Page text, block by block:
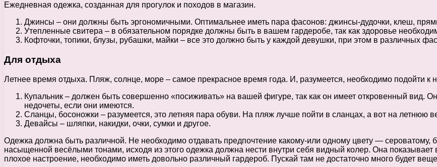
Ежедневная одежка, созданная для прогулок и походов в магазин.
Джинсы – они должны быть эргономичными. Оптимальнее иметь пара фасонов: джинсы-дудочки, клеш,
Утепленные свитера – в обязательном порядке должны быть в вашем гардеробе, так как здоровье
Кофточки, топики, блузы, рубашки, майки – все это должно быть у каждой девушки, при этом в различных
Для отдыха
Летнее время отдыха. Пляж, солнце, море – самое прекрасное время года. И, разумеется, необходимо подойти
Купальник – должен быть совершенно «посиживать» на вашей фигуре, так как он имеет откровенный вид.
недочеты, если они имеются.
Сланцы, босоножки – разумеется, это летняя пара обуви. На пляж лучше пойти в сланцах, а вот на летнюю
Девайсы – шляпки, накидки, очки, сумки и другое.
Одежка должна быть различной. Не необходимо отдавать предпочтение какому-или одному цвету —
насыщенной весёлыми тонами, исходя из этого одежка должна нести внутри себя видный колер. Она
плохое настроение, необходимо иметь довольно различный гардероб. Пускай там не достаточно много будет